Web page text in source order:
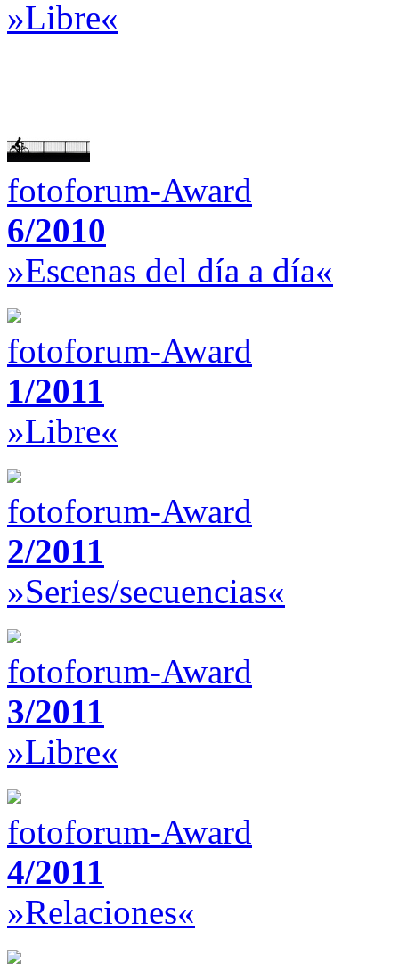
»Libre«
fotoforum-Award
6/2010
»Escenas del día a día«
fotoforum-Award
1/2011
»Libre«
fotoforum-Award
2/2011
»Series/secuencias«
fotoforum-Award
3/2011
»Libre«
fotoforum-Award
4/2011
»Relaciones«